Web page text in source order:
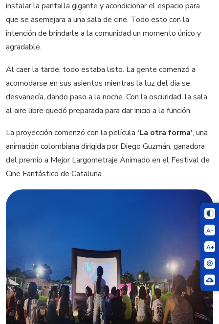
A-
A+
instalar la pantalla gigante y acondicionar el espacio para
que se asemejara a una sala de cine. Todo esto con la
intención de brindarle a la comunidad un momento único y
agradable.
Al caer la tarde, todo estaba listo. La gente comenzó a
acomodarse en sus asientos mientras la luz del día se
desvanecía, dando paso a la noche. Con la oscuridad, la sala
al aire libre quedó preparada para dar inicio a la función.
La proyección comenzó con la película ‘La otra forma’, una
animación colombiana dirigida por Diego Guzmán, ganadora
del premio a Mejor Largometraje Animado en el Festival de
Cine Fantástico de Cataluña.